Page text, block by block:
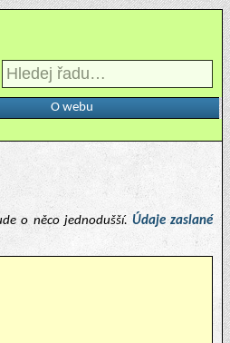
O webu
o něco jednodušší. Údaje zaslané